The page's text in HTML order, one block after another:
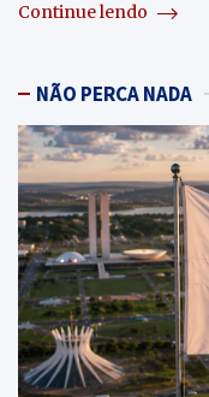
Continue lendo
NÃO PERCA NADA